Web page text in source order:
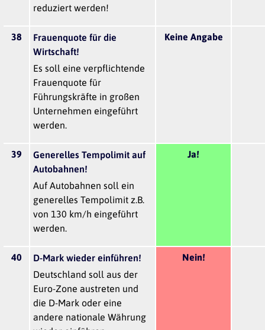
reduziert werden!
38
Frauenquote für die
Wirtschaft!
Es soll eine verpflichtende
Frauenquote für
Führungskräfte in großen
Unternehmen eingeführt
werden.
Keine Angabe
39
Generelles Tempolimit auf
Autobahnen!
Auf Autobahnen soll ein
generelles Tempolimit z.B.
von 130 km/h eingeführt
werden.
Ja!
40
D-Mark wieder einführen!
Deutschland soll aus der
Euro-Zone austreten und
die D-Mark oder eine
andere nationale Währung
Nein!